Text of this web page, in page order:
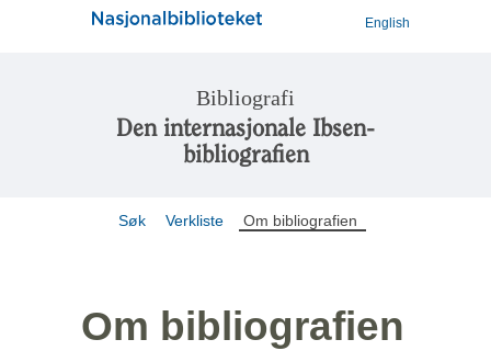
English
Bibliografi
Den internasjonale Ibsen-
bibliografien
Søk Verkliste Om bibliografien
Om bibliografien